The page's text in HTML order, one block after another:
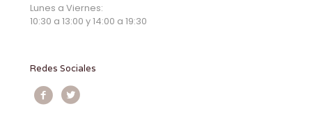
Lunes a Viernes:
10:30 a 13:00 y 14:00 a 19:30
Redes Sociales